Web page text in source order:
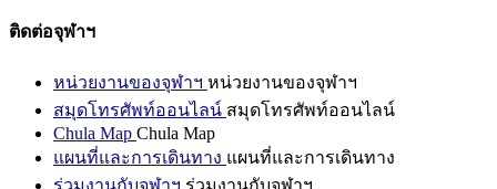
ติดต่อจุฬาฯ
หน่วยงานของจุฬาฯ หน่วยงานของจุฬาฯ
สมุดโทรศัพท์ออนไลน์ สมุดโทรศัพท์ออนไลน์
Chula Map Chula Map
แผนที่และการเดินทาง แผนที่และการเดินทาง